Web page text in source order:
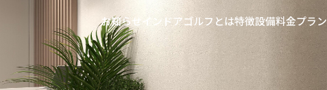
お知らせインドアゴルフとは特徴設備料金プラン